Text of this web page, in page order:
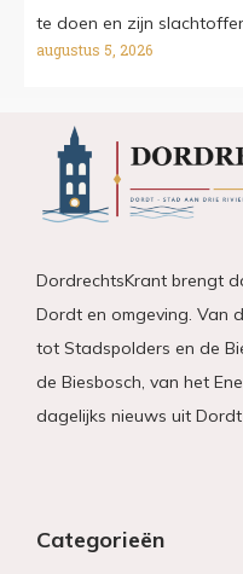
te doen en zijn
augustus 5, 2026
DordrechtsKrant brengt
Dordt en omgeving. Van
tot Stadspolders en de
de Biesbosch, van het
dagelijks nieuws uit
Categorieën